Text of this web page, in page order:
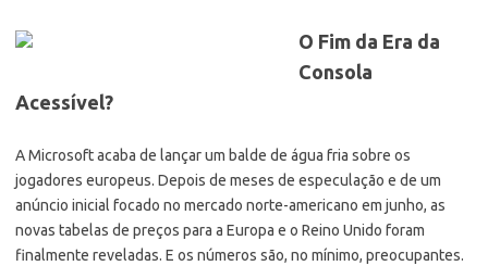
O Fim da Era da
Consola
Acessível?
A Microsoft acaba de lançar um balde de água fria sobre os
jogadores europeus. Depois de meses de especulação e de um
anúncio inicial focado no mercado norte-americano em junho, as
novas tabelas de preços para a Europa e o Reino Unido foram
finalmente reveladas. E os números são, no mínimo, preocupantes.